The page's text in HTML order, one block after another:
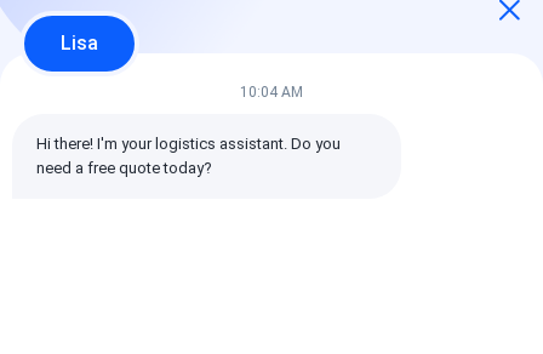
추천된 제품
Lisa
10:04 AM
Hi there! I'm your logistics assistant. Do you
need a free quote today?